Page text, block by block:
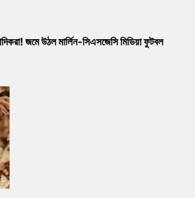
জমে উঠল মার্লিন-সিএসজেসি মিডিয়া ফুটবল